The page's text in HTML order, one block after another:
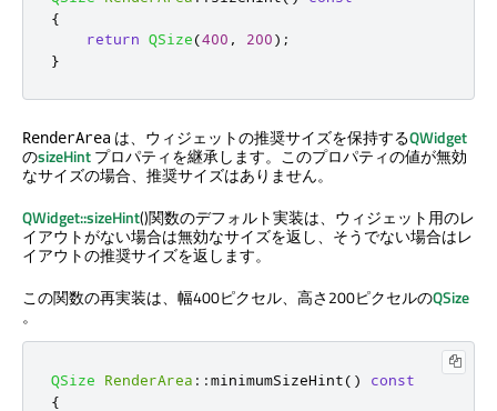
{
return QSize(400 , 200);
}
RenderArea は、ウィジェットの推奨サイズを保持するQWidget
のsizeHintプロパティを継承します。このプロパティの値が無効
なサイズの場合、推奨サイズはありません。
QWidget::sizeHint()関数のデフォルト実装は、ウィジェット用のレ
イアウトがない場合は無効なサイズを返し、そうでない場合はレ
イアウトの推奨サイズを返します。
この関数の再実装は、幅400ピクセル、高さ200ピクセルのQSize
。
QSize RenderArea ::minimumSizeHint()
const
{